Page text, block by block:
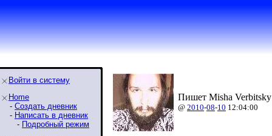
Войти в систему
Home
- Создать дневник
- Написать в дневник
- Подробный режим
Пишет Misha
@ 2010-08-10 12:04:00